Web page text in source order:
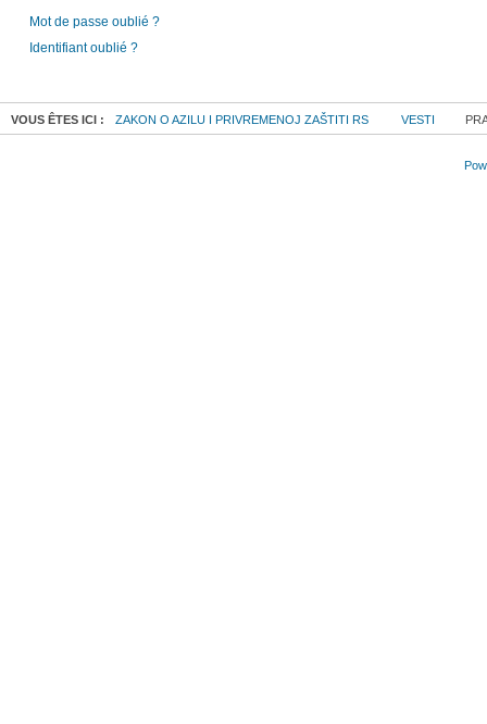
Mot de passe oublié ?
Identifiant oublié ?
VOUS ÊTES ICI : ZAKON O AZILU I PRIVREMENOJ ZAŠTITI RS VESTI